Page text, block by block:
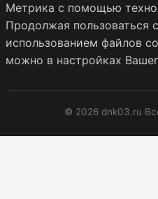
Метрика с помощью
Продолжая пользоваться
использованием файлов
можно в настройках
© 2026 dnk03.ru